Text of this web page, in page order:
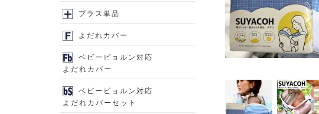
プラス単品
よだれカバー
ベビービョルン対応
よだれカバー
ベビービョルン対応
よだれカバーセット